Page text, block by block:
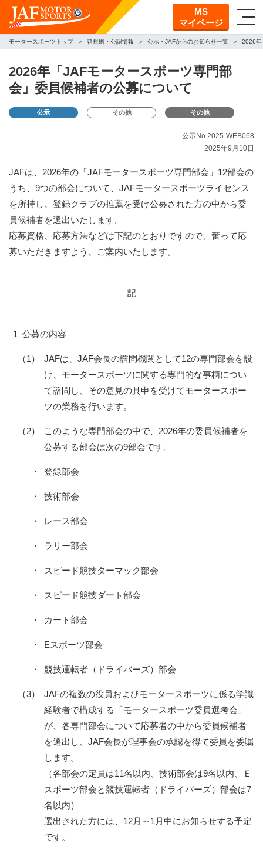
MS
マイページ
モータースポーツトップ 諸規則・公認情報 公示・JAFからのお知らせ一覧 2026年
2026年「JAFモータースポーツ専門部
会」委員候補者の公募について
公示 その他 その他
公示No.2025-WEB068
2025年9月10日
JAFは、2026年の「JAFモータースポーツ専門部会」12部会の
うち、9つの部会について、JAFモータースポーツライセンス
を所持し、登録クラブの推薦を受け公募された方の中から委
員候補者を選出いたします。
応募資格、応募方法などは下記のとおりですので、奮って応
募いただきますよう、ご案内いたします。
記
1 公募の内容
（1）
JAFは、JAF会長の諮問機関として12の専門部会を設
け、モータースポーツに関する専門的な事柄につい
て諮問し、その意見の具申を受けてモータースポー
ツの業務を行います。
（2）
このような専門部会の中で、2026年の委員候補者を
公募する部会は次の9部会です。
・ 登録部会
・ 技術部会
・ レース部会
・ ラリー部会
・ スピード競技ターマック部会
・ スピード競技ダート部会
・ カート部会
・ Eスポーツ部会
・ 競技運転者（ドライバーズ）部会
（3）
JAFの複数の役員およびモータースポーツに係る学識
経験者で構成する「モータースポーツ委員選考会」
が、各専門部会について応募者の中から委員候補者
を選出し、JAF会長が理事会の承認を得て委員を委嘱
します。
（各部会の定員は11名以内、技術部会は9名以内、Ｅ
スポーツ部会と競技運転者（ドライバーズ）部会は7
名以内）
選出された方には、12月～1月中にお知らせする予定
です。